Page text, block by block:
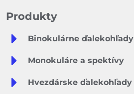
Produkty
Binokulárne ďalekohľady
Monokuláre a spektívy
Hvezdárske ďalekohľady